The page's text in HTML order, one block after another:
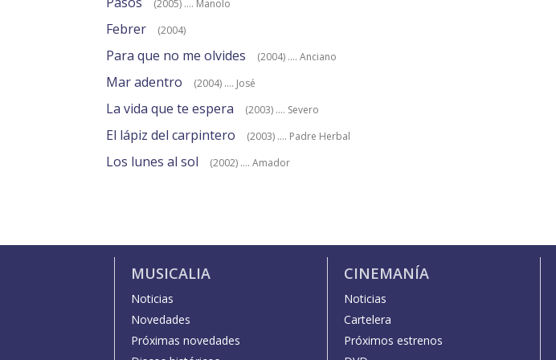
(2005) .... Manolo
Febrer (2004)
Para que no me olvides (2004) .... Anciano
Mar adentro (2004) .... José
La vida que te espera (2003) .... Severo
El lápiz del carpintero (2003) .... Padre Herbal
Los lunes al sol (2002) .... Amador
MUSICALIA
Noticias
Novedades
Próximas novedades
CINEMANÍA
Noticias
Cartelera
Próximos estrenos